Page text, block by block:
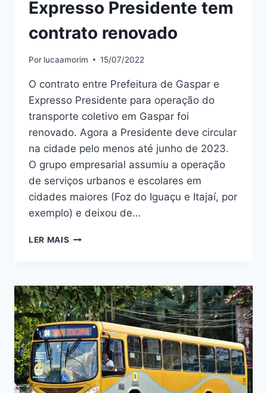
Expresso Presidente tem
contrato renovado
Por lucaamorim 15/07/2022
O contrato entre Prefeitura de Gaspar e
Expresso Presidente para operação do
transporte coletivo em Gaspar foi
renovado. Agora a Presidente deve circular
na cidade pelo menos até junho de 2023.
O grupo empresarial assumiu a operação
de serviços urbanos e escolares em
cidades maiores (Foz do Iguaçu e Itajaí, por
exemplo) e deixou de…
LER MAIS EXPRESSO
RENOVADO